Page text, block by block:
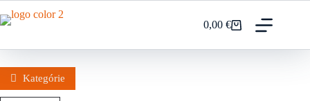
na
Nákupný
0,00€
Kategórie